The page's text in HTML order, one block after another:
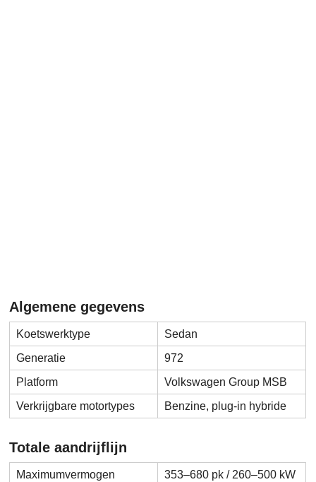
Algemene gegevens
Koetswerktype
Sedan
Generatie
972
Platform
Volkswagen Group MSB
Verkrijgbare motortypes
Benzine, plug-in hybride
Totale aandrijflijn
Maximumvermogen 353–680 pk / 260–500 kW